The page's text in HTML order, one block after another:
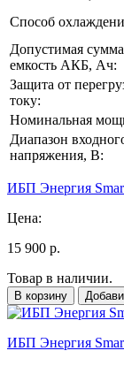
Способ
Допустимая
емкость АКБ, Ач:
Защита от
току:
Номинальная
Диапазон
напряжения, В:
ИБП Энергия
Цена:
15 900 р.
Товар в наличии.
В корзину
ИБП Энергия